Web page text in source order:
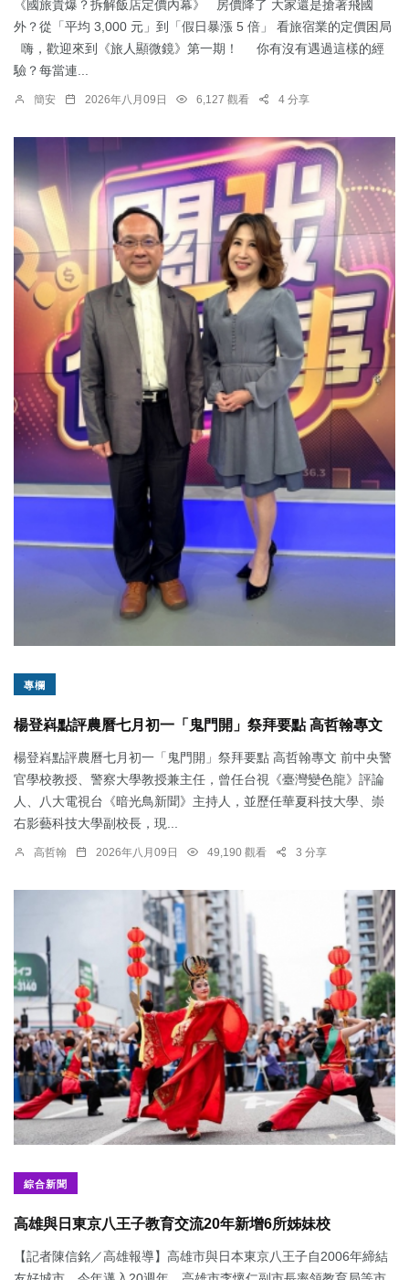
《國旅貴爆？拆解飯店定價內幕》 房價降了 大家還是搶著飛國
外？從「平均 3,000 元」到「假日暴漲 5 倍」 看旅宿業的定價困局
嗨，歡迎來到《旅人顯微鏡》第一期！ 你有沒有遇過這樣的經
驗？每當連...
簡安 2026年八月09日 6,127 觀看 4 分享
專欄
楊登嵙點評農曆七月初一「鬼門開」祭拜要點 高哲翰專文
楊登嵙點評農曆七月初一「鬼門開」祭拜要點 高哲翰專文 前中央警
官學校教授、警察大學教授兼主任，曾任台視《臺灣變色龍》評論
人、八大電視台《暗光鳥新聞》主持人，並歷任華夏科技大學、崇
右影藝科技大學副校長，現...
高哲翰 2026年八月09日 49,190 觀看 3 分享
綜合新聞
高雄與日東京八王子教育交流20年新增6所姊妹校
【記者陳信銘／高雄報導】高雄市與日本東京八王子自2006年締結